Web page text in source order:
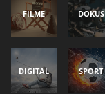
FILME DOKUS
DIGITAL SPORT